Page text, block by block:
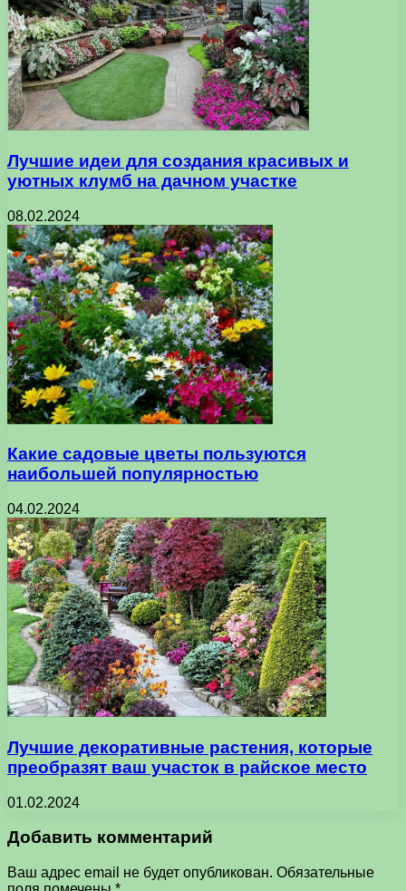
Лучшие идеи для создания красивых и
уютных клумб на дачном участке
08.02.2024
Какие садовые цветы пользуются
наибольшей популярностью
04.02.2024
Лучшие декоративные растения, которые
преобразят ваш участок в райское место
01.02.2024
Добавить комментарий
Ваш адрес email не будет опубликован. Обязательные